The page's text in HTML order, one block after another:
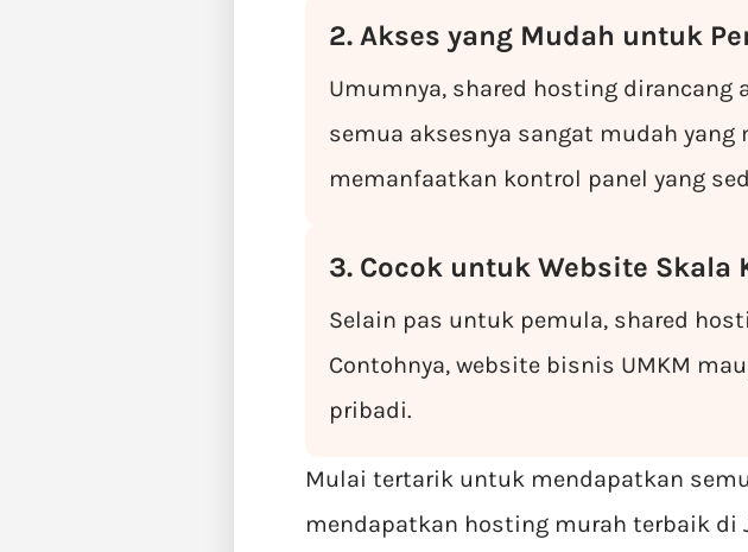
2. Akses yang Mudah untuk
Umumnya, shared hosting dirancang
semua aksesnya sangat mudah
memanfaatkan kontrol panel yang
3. Cocok untuk Website Skala
Selain pas untuk pemula, shared
Contohnya, website bisnis UMKM
pribadi.
Mulai tertarik untuk mendapatkan
mendapatkan hosting murah terbaik di